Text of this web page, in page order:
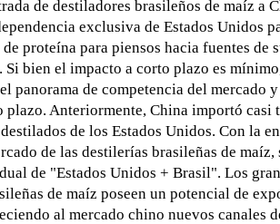
de destiladores brasileños de maíz a
exclusiva de Estados Unidos
proteína para piensos hacia fuentes de
bien el impacto a corto plazo es
panorama de competencia del mercado
plazo. Anteriormente, China importó casi
de los Estados Unidos. Con la
de las destilerías brasileñas de
de "Estados Unidos + Brasil". Los
de maíz poseen un potencial de
al mercado chino nuevos canales